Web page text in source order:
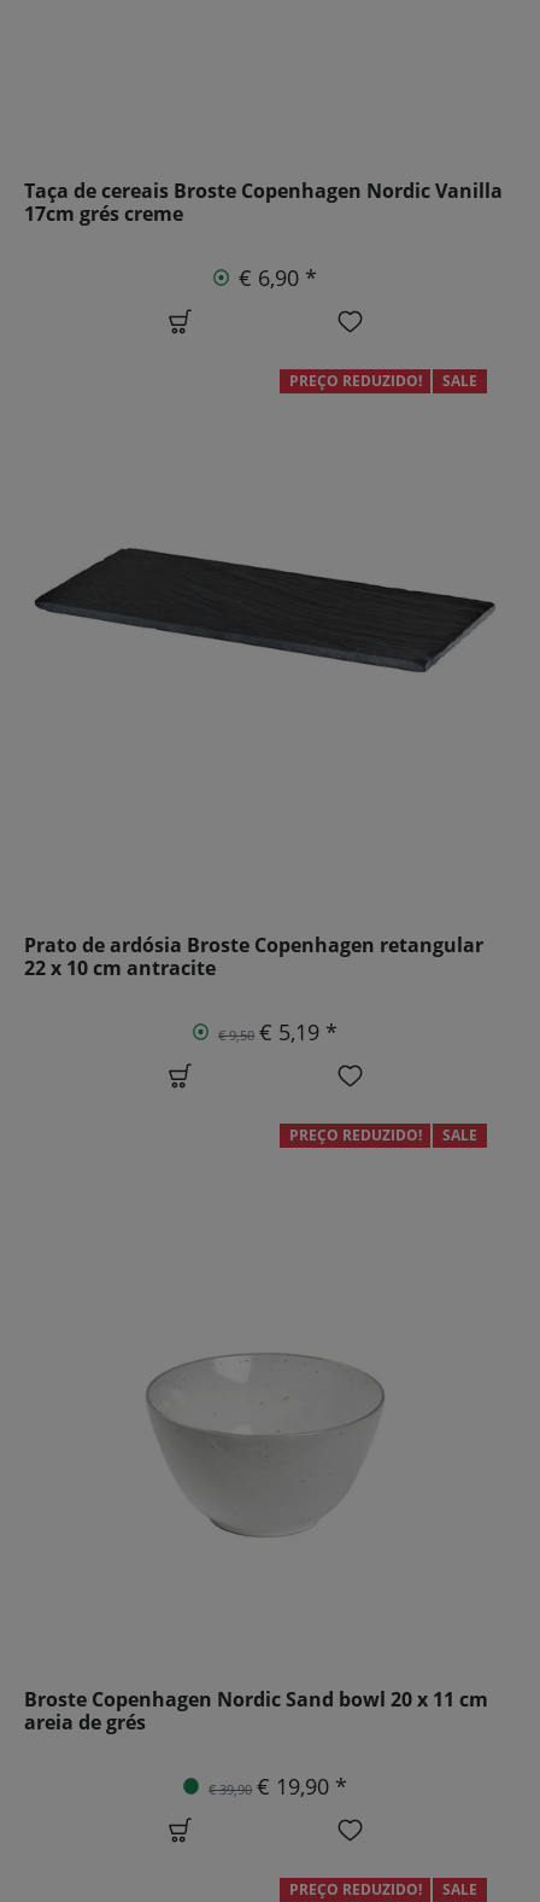
Taça de cereais Broste Copenhagen Nordic Vanilla
17cm grés creme
€ 6,90 *
PREÇO REDUZIDO! SALE
Prato de ardósia Broste Copenhagen retangular
22 x 10 cm antracite
€ 9,50 € 5,19 *
PREÇO REDUZIDO! SALE
Broste Copenhagen Nordic Sand bowl 20 x 11 cm
areia de grés
€ 39,90 € 19,90 *
PREÇO REDUZIDO! SALE